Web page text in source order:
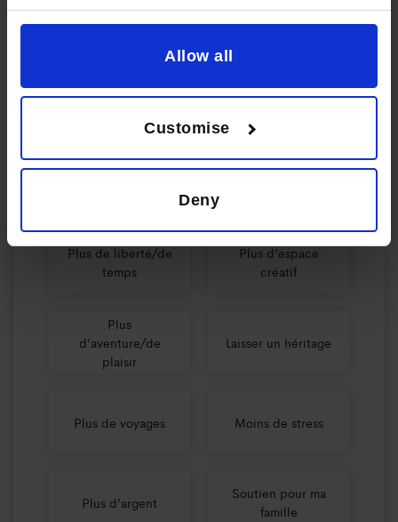
Allow all
Customise
Deny
Plus de liquidité
l’évaluation
sortie
non Opérateur
Plus de liberté/de
temps
Plus d’espace
créatif
Plus
d’aventure/de
plaisir
Laisser un héritage
Plus de voyages Moins de stress
Plus d’argent
Soutien pour ma
famille